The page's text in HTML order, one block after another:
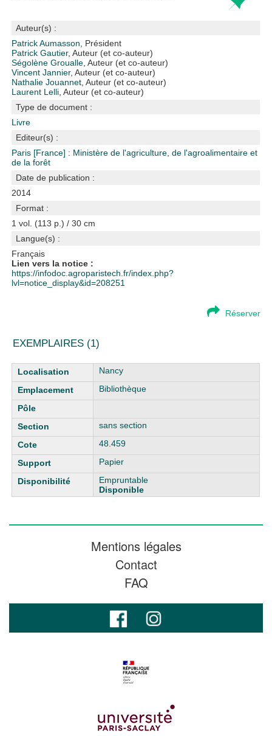
Auteur(s) :
Patrick Aumasson , Président
Patrick Gautier, Auteur (et co-auteur)
Ségolène Groualle , Auteur (et co-auteur)
Vincent Jannier, Auteur (et co-auteur)
Nathalie Jouannet , Auteur (et co-auteur)
Laurent Lelli , Auteur (et co-auteur)
Type de document :
Livre
Editeur(s) :
Paris [France] : Ministère de l'agriculture, de l'agroalimentaire et
de la forêt
Date de publication :
2014
Format :
1 vol. (113 p.) / 30 cm
Langue(s) :
Français
Lien vers la notice :
https://infodoc.agroparistech.fr/index.php?
lvl=notice_display&id=208251
Réserver
EXEMPLAIRES (1)
Liste des exemplaires
Nancy
Bibliothèque
sans section
48.459
Papier
Empruntable
Disponible
Mentions légales
Contact
FAQ